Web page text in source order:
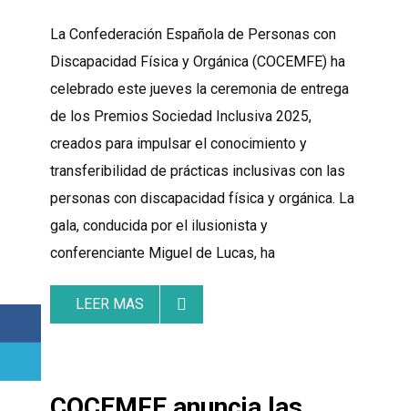
La Confederación Española de Personas con
Discapacidad Física y Orgánica (COCEMFE) ha
celebrado este jueves la ceremonia de entrega
de los Premios Sociedad Inclusiva 2025,
creados para impulsar el conocimiento y
transferibilidad de prácticas inclusivas con las
personas con discapacidad física y orgánica. La
gala, conducida por el ilusionista y
conferenciante Miguel de Lucas, ha
LEER MAS